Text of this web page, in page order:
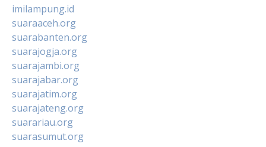
imilampung.id
suaraaceh.org
suarabanten.org
suarajogja.org
suarajambi.org
suarajabar.org
suarajatim.org
suarajateng.org
suarariau.org
suarasumut.org